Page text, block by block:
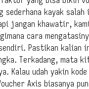
kayak salah
jangan khawatir,
cara
Pastikan kalian
Terkadang, mata
Kalau udah yakin
Axis biasanya